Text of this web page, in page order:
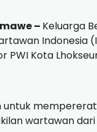
– Keluarga
Indonesia
PWI Kota
wartawan